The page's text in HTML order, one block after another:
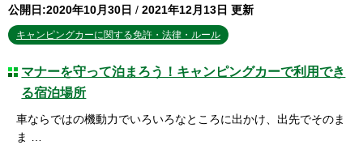
公開日:2020年10月30日 / 2021年12月13日 更新
キャンピングカーに関する免許・法律・ルール
マナーを守って泊まろう！キャンピングカーで利用でき
る宿泊場所
車ならではの機動力でいろいろなところに出かけ、出先でそのま
ま …